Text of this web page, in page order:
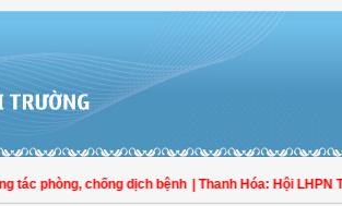
chống dịch bệnh | Thanh Hóa: Hội LHPN Thọ